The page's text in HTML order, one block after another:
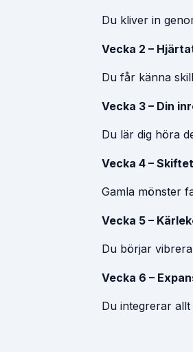
Du kliver in
Vecka 2 –
Du får känna
Vecka 3 – Din
Du lär dig höra
Vecka 4 – Skiftet
Gamla mönster
Vecka 5 –
Du börjar
Vecka 6 –
Du integrerar